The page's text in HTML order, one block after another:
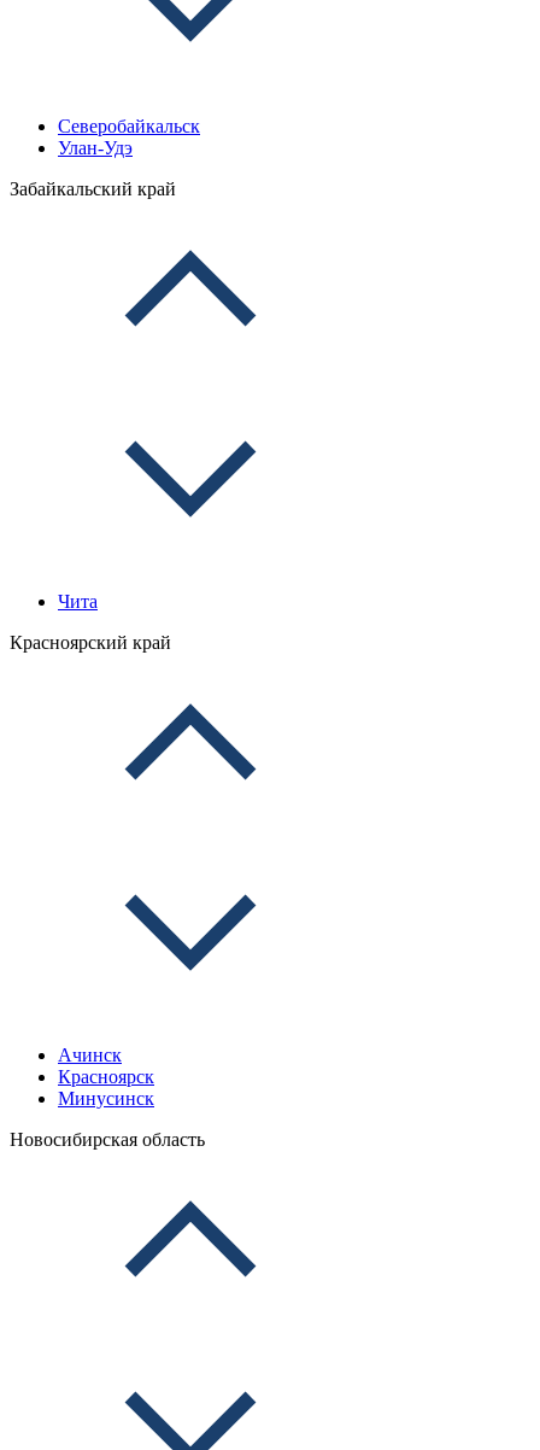
Северобайкальск
Улан-Удэ
Забайкальский край
Чита
Красноярский край
Ачинск
Красноярск
Минусинск
Новосибирская область